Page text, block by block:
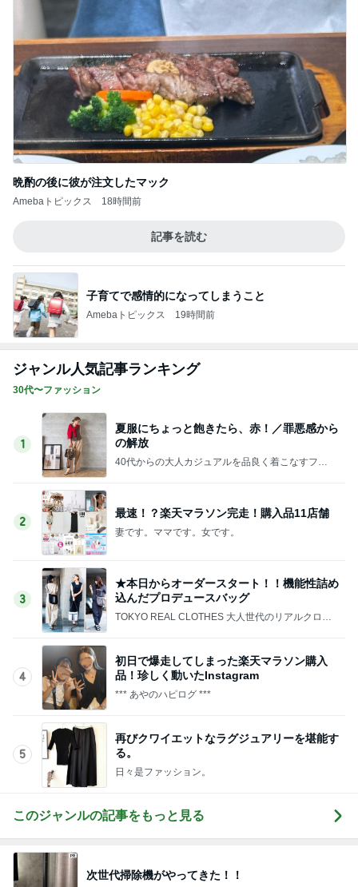
晩酌の後に彼が注文したマック
Amebaトピックス 18時間前
記事を読む
子育てで感情的になってしまうこと
Amebaトピックス 19時間前
ジャンル人気記事ランキング
30代〜ファッション
1
夏服にちょっと飽きたら、赤！／罪悪感から
の解放
40代からの大人カジュアルを品良く着こなすファ
2
最速！？楽天マラソン完走！購入品11店舗
妻です。ママです。女です。
3
★本日からオーダースタート！！機能性詰め
込んだプロデュースバッグ
TOKYO REAL CLOTHES 大人世代のリアルクロー
4
初日で爆走してしまった楽天マラソン購入
品！珍しく動いたInstagram
*** あやのハピログ ***
5
再びクワイエットなラグジュアリーを堪能す
る。
日々是ファッション。
このジャンルの記事をもっと見る
次世代掃除機がやってきた！！